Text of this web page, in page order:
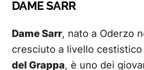
DAME SARR
Dame Sarr, nato a Oderzo
cresciuto a livello cestistico
del Grappa, è uno dei